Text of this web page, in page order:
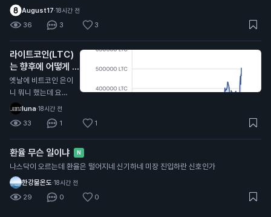
고,, 리플의 최후는 어
떻게 될지 궁금함 .. 체
인링크나 아발란체처
럼 죽은 차트로 갈지
아니면 알트중에 유일
하게 살아남아서 떡상
할지
August17·18시간 전
36 3 3
라이트코인(LTC)
는 향후에 어떻게 될
거같음?
N
옛날에 비트코인 은이
니 뭐니 했는데 요즘
차트가 그냥 죽어가는
데..? 비트코인 캐시도
마찬가지로 '진짜 비
트코인은 사실 비트코
인캐시다!' 라고 바이
럴했는데 요즘 메이저
중에 제일 못버티는거
같고
luna·18시간 전
33 1 1
환율 무슨 일이냐 N
나스닥이 오르는데 환율은 떨어지네 신기하네 미장 진입하란 신호인가
한강물온도·18시간 전
29 0 0